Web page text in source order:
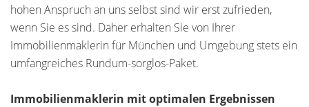
hohen Anspruch an uns selbst sind wir erst zufrieden,
wenn Sie es sind. Daher erhalten Sie von Ihrer
Immobilienmaklerin für München und Umgebung stets ein
umfangreiches Rundum-sorglos-Paket.
Immobilienmaklerin mit optimalen Ergebnissen